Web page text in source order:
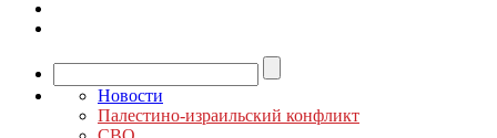
Новости
Палестино-израильский конфликт